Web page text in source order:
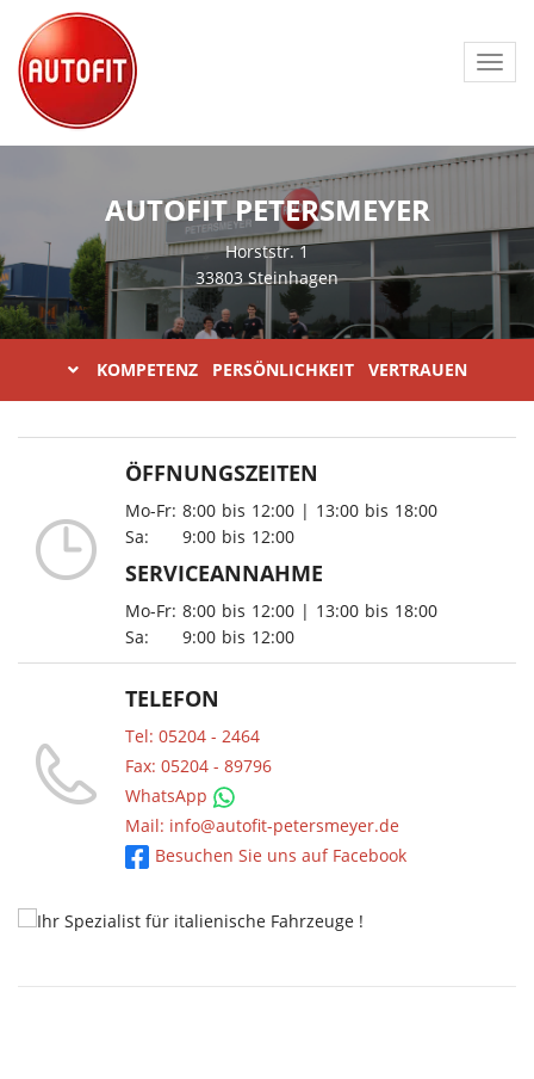
AUTOFIT PETERSMEYER
Horststr. 1
33803 Steinhagen
KOMPETENZ PERSÖNLICHKEIT VERTRAUEN
ÖFFNUNGSZEITEN
Mo-Fr: 8:00 bis 12:00 | 13:00 bis 18:00
Sa:
9:00 bis 12:00
SERVICEANNAHME
Mo-Fr: 8:00 bis 12:00 | 13:00 bis 18:00
Sa:
9:00 bis 12:00
TELEFON
Tel: 05204 - 2464
Fax: 05204 - 89796
WhatsApp
Mail: info@autofit-petersmeyer.de
Besuchen Sie uns auf Facebook